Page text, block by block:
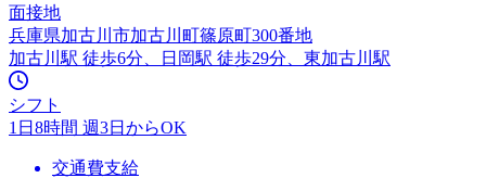
面接地
兵庫県加古川市加古川町篠原町300番地
加古川駅 徒歩6分、日岡駅 徒歩29分、東加古川駅
シフト
1日8時間 週3日からOK
交通費支給